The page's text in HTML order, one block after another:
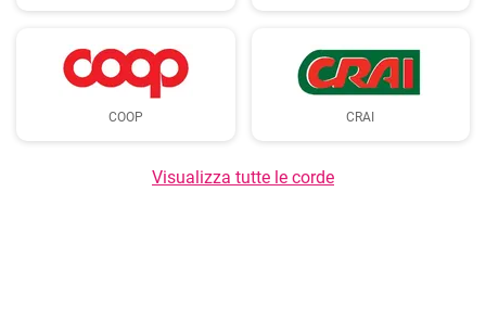
COOP CRAI
Visualizza tutte le corde